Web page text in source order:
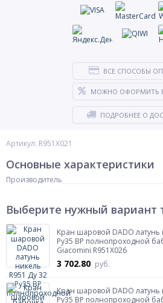
Артикул: R951X021
ВСЕ СПОСОБЫ
МОЖНО ОФОРМИТЬ
ПОДРОБНЕЕ О
Основные характеристики
Производитель
Выберите нужный вариант
Кран шаровой DADO латунь
Ру35 ВР полнопроходной
Giacomini R951X026
3 702.80 руб.
Кран шаровой DADO латунь
Ру35 ВР полнопроходной